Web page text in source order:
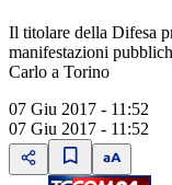
Il titolare della Difesa
manifestazioni
Carlo a Torino
07 Giu 2017 - 11:52
07 Giu 2017 - 11:52